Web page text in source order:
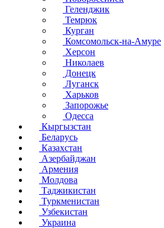
Геленджик
Темрюк
Курган
Комсомольск-на-Амуре
Херсон
Николаев
Донецк
Луганск
Харьков
Запорожье
Одесса
Кыргызстан
Беларусь
Казахстан
Азербайджан
Армения
Молдова
Таджикистан
Туркменистан
Узбекистан
Украина